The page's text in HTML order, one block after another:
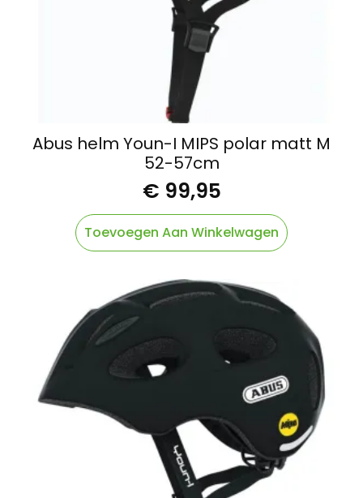
Abus helm Youn-I MIPS polar matt M
52-57cm
€ 99,95
Toevoegen Aan Winkelwagen